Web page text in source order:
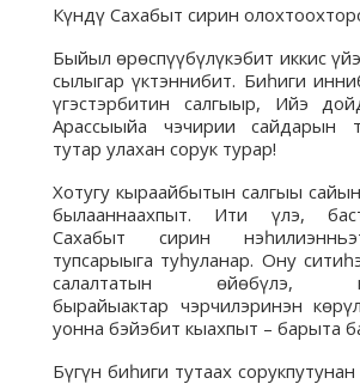
Күндү Сахабыт сирин
Быйыл өрөспүүбүлүкэбит иккис
сылыгар үктэннибит. Биһиги
үгэстэрбитин салгыыр, Ийэ
Арассыыйа чэчирии сайдарын
тутар улахан сорук турар!
Хотугу кыраайбытын салгыы
былааннаахпыт. Ити үлэ,
Сахабыт сирин
тупсарыыга туһуланар. Ону
салалтатын өйөбүлэ,
бырайыактар чэрчилэринэн
уонна бэйэбит кыахпыт – барыта
Бүгүн биһиги тутаах